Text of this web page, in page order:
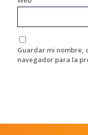
Guardar mi nombre,
navegador para la